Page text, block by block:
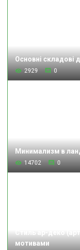
Основні складові
2929 0
Минимализм в
14702 0
мотивами